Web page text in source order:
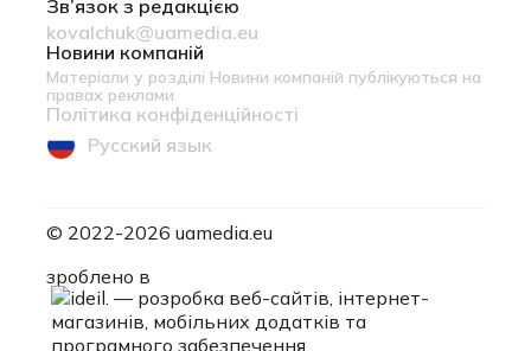
Зв’язок з редакцією
kovalchuk@uamedia.eu
Новини компаній
Матеріали у розділі Новини компаній публікуються на
правах реклами
Політика конфіденційності
Русский язык
© 2022-2026 uamedia.eu
зроблено в